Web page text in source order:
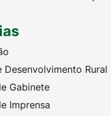
Desenvolvimento Rural
Gabinete
Imprensa